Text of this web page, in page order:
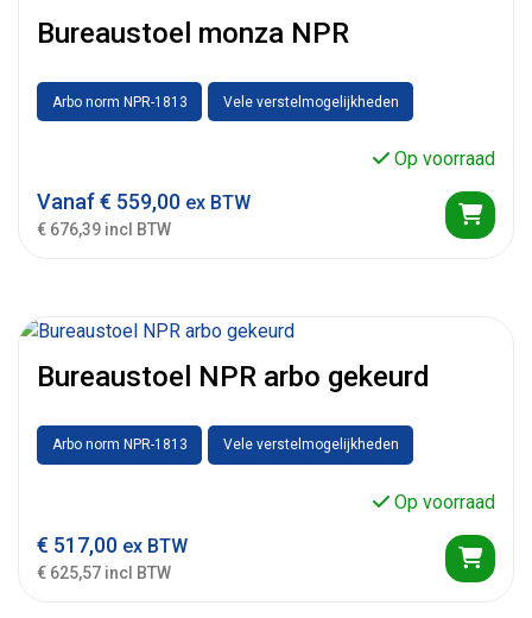
Bureaustoel monza NPR
Arbo norm NPR-1813 Vele verstelmogelijkheden
Op voorraad
Vanaf€ 559,00 ex BTW
€ 676,39 incl BTW
Bureaustoel NPR arbo gekeurd
Arbo norm NPR-1813 Vele verstelmogelijkheden
Op voorraad
€ 517,00 ex BTW
€ 625,57 incl BTW